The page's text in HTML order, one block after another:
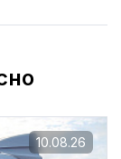
10.08.26